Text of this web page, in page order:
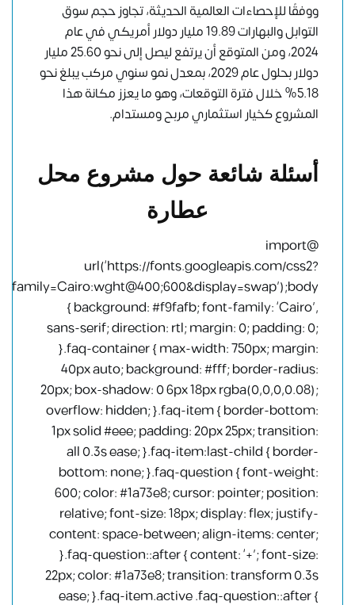
ووفقًا للإحصاءات العالمية الحديثة، تجاوز حجم سوق
التوابل والبهارات 19.89 مليار دولار أمريكي في عام
2024، ومن المتوقع أن يرتفع ليصل إلى نحو 25.60 مليار
دولار بحلول عام 2029، بمعدل نمو سنوي مركب يبلغ نحو
5.18% خلال فترة التوقعات، وهو ما يعزز مكانة هذا
المشروع كخيار استثماري مربح ومستدام.
أسئلة شائعة حول مشروع محل
عطارة
@import
url(‘https://fonts.googleapis.com/css2?
family=Cairo:wght@400;600&display=swap’);body
{ background: #f9fafb; font-family: ‘Cairo’,
sans-serif; direction: rtl; margin: 0; padding: 0;
}.faq-container { max-width: 750px; margin:
40px auto; background: #fff; border-radius:
20px; box-shadow: 0 6px 18px rgba(0,0,0,0.08);
overflow: hidden; }.faq-item { border-bottom:
1px solid #eee; padding: 20px 25px; transition:
all 0.3s ease; }.faq-item:last-child { border-
bottom: none; }.faq-question { font-weight:
600; color: #1a73e8; cursor: pointer; position:
relative; font-size: 18px; display: flex; justify-
content: space-between; align-items: center;
}.faq-question::after { content: ‘+’; font-size:
22px; color: #1a73e8; transition: transform 0.3s
ease; }.faq-item.active .faq-question::after {